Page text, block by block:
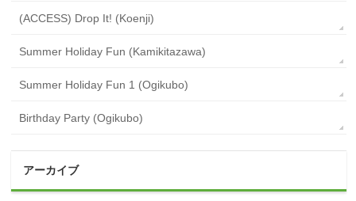
(ACCESS) Drop It! (Koenji)
Summer Holiday Fun (Kamikitazawa)
Summer Holiday Fun 1 (Ogikubo)
Birthday Party (Ogikubo)
アーカイブ